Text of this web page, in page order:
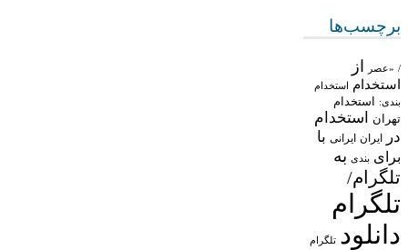
برچسب‌ها
/ «عصر از
استخدام استخدام
بندی: استخدام
تهران
استخدام
در
ایران ایرانی با
برای بندی به
تلگرام/
تلگرام
دانلود تلگرام